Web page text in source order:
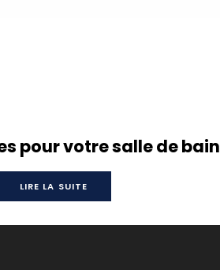
finitions métalliques.
pour votre salle de bain
LIRE LA SUITE